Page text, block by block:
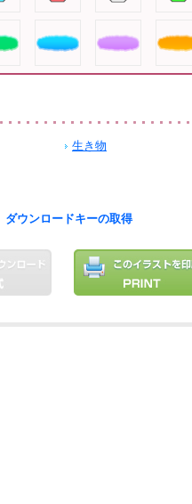
生き物
ダウンロードキーの取得